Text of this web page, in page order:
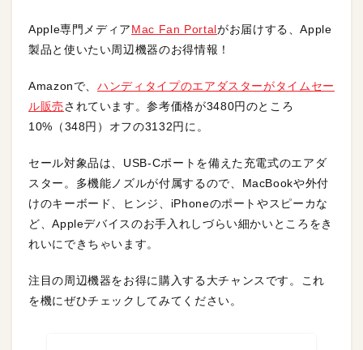
Apple専門メディアMac Fan Portalがお届けする、Apple
製品と使いたい周辺機器のお得情報！
Amazonで、ハンディタイプのエアダスターがタイムセー
ル販売されています。参考価格が3480円のところ
10%（348円）オフの3132円に。
セール対象品は、USB-Cポートを備えた充電式のエアダ
スター。多機能ノズルが付属するので、MacBookや外付
けのキーボード、ヒンジ、iPhoneのポートやスピーカな
ど、Appleデバイスのお手入れしづらい細かいところをき
れいにできちゃいます。
注目の周辺機器をお得に購入する大チャンスです。これ
を機にぜひチェックしてみてください。